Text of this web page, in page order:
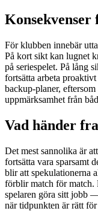
Konsekvenser
För klubben innebär
På kort sikt kan lugnet
på seriespelet. På lång
fortsätta arbeta
backup-planer,
uppmärksamhet från
Vad händer
Det mest sannolika är
fortsätta vara sparsamt
blir att spekulationerna
förblir match för match.
spelaren göra sitt jobb
när tidpunkten är rätt